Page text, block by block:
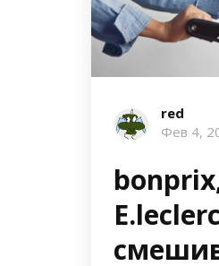
red
Фев 4,
E.leclerc